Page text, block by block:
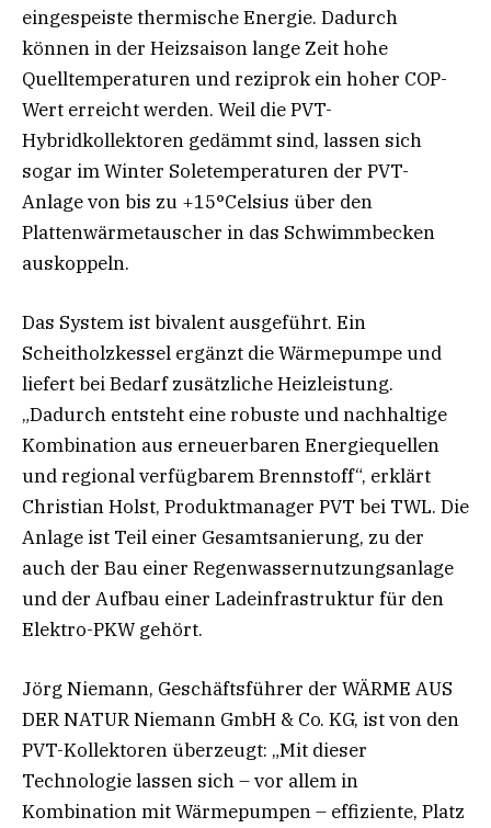
eingespeiste thermische Energie. Dadurch
können in der Heizsaison lange Zeit hohe
Quelltemperaturen und reziprok ein hoher COP-
Wert erreicht werden. Weil die PVT-
Hybridkollektoren gedämmt sind, lassen sich
sogar im Winter Soletemperaturen der PVT-
Anlage von bis zu +15°Celsius über den
Plattenwärmetauscher in das Schwimmbecken
auskoppeln.
Das System ist bivalent ausgeführt. Ein
Scheitholzkessel ergänzt die Wärmepumpe und
liefert bei Bedarf zusätzliche Heizleistung.
„Dadurch entsteht eine robuste und nachhaltige
Kombination aus erneuerbaren Energiequellen
und regional verfügbarem Brennstoff“, erklärt
Christian Holst, Produktmanager PVT bei TWL. Die
Anlage ist Teil einer Gesamtsanierung, zu der
auch der Bau einer Regenwassernutzungsanlage
und der Aufbau einer Ladeinfrastruktur für den
Elektro-PKW gehört.
Jörg Niemann, Geschäftsführer der WÄRME AUS
DER NATUR Niemann GmbH & Co. KG, ist von den
PVT-Kollektoren überzeugt: „Mit dieser
Technologie lassen sich – vor allem in
Kombination mit Wärmepumpen – effiziente, Platz